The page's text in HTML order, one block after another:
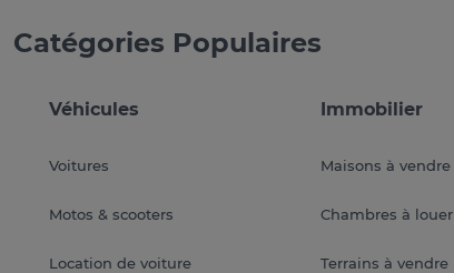
Catégories Populaires
Véhicules
Voitures
Motos & scooters
Location de voiture
Immobilier
Maisons à vendre
Chambres à louer
Terrains à vendre